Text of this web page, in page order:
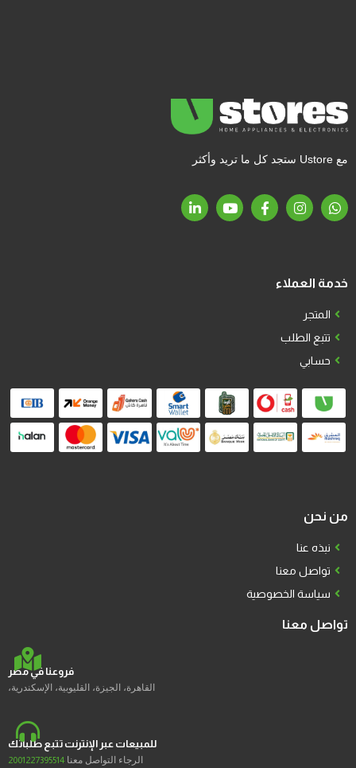
مع Ustore ستجد كل ما تريد وأكثر
خدمة العملاء
المتجر
تتبع الطلب
حسابي
من نحن
نبذه عنا
تواصل معنا
سياسة الخصوصية
تواصل معنا
فروعنا في مصر
القاهرة، الجيزة، القليوبية، الإسكندرية،
للمبيعات عبر الإنترنت تتبع طلباتك
الرجاء التواصل معنا 2001227395514